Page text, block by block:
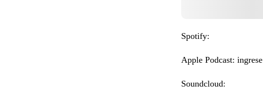
Spotify:
Apple Podcast: ingrese
Soundcloud: